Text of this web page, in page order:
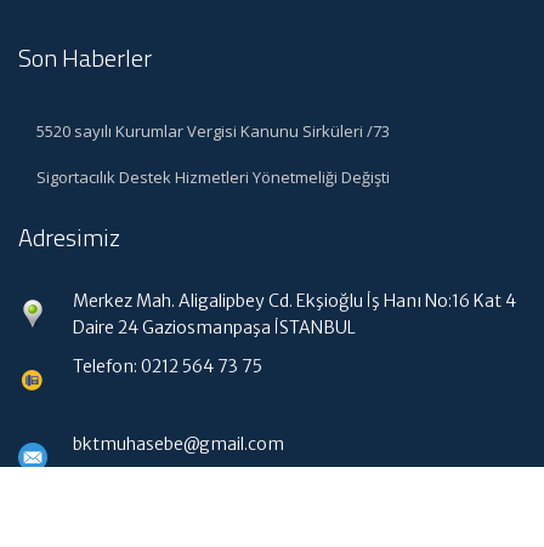
Son Haberler
5520 sayılı Kurumlar Vergisi Kanunu Sirküleri /73
Sigortacılık Destek Hizmetleri Yönetmeliği Değişti
Adresimiz
Merkez Mah. Aligalipbey Cd. Ekşioğlu İş Hanı No:16 Kat 4
Daire 24 Gaziosmanpaşa İSTANBUL
Telefon: 0212 564 73 75
bktmuhasebe@gmail.com